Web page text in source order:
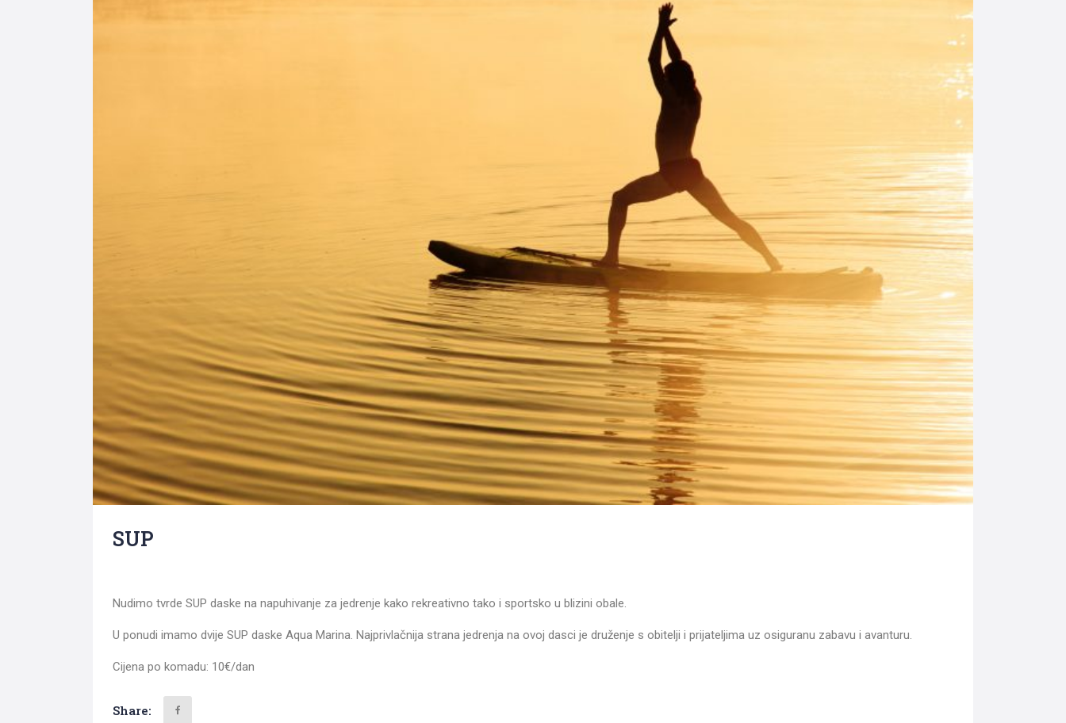
SUP
Nudimo tvrde SUP daske na napuhivanje za jedrenje kako rekreativno tako i sportsko u blizini obale.
U ponudi imamo dvije SUP daske Aqua Marina. Najprivlačnija strana jedrenja na ovoj dasci je druženje s obitelji i prijateljima uz osiguranu zabavu i avanturu.
Cijena po komadu: 10€/dan
Share:
Search
for: